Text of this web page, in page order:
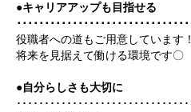
●キャリアアップも目指せる
･･･････････････････････････････
役職者への道もご用意しています！
将来を見据えて働ける環境です〇
●自分らしさも大切に
･･･････････････････････････････